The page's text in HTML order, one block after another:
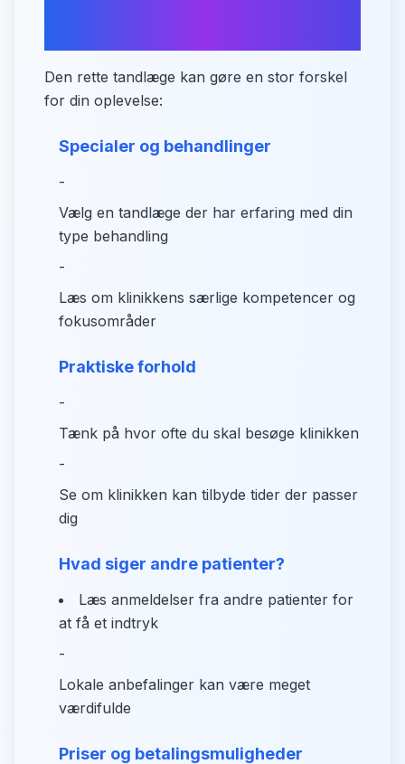
Den rette tandlæge kan gøre en stor forskel
for din oplevelse:
Specialer og behandlinger
-
Vælg en tandlæge der har erfaring med din
type behandling
-
Læs om klinikkens særlige kompetencer og
fokusområder
Praktiske forhold
-
Tænk på hvor ofte du skal besøge klinikken
-
Se om klinikken kan tilbyde tider der passer
dig
Hvad siger andre patienter?
Læs anmeldelser fra andre patienter for
at få et indtryk
-
Lokale anbefalinger kan være meget
værdifulde
Priser og betalingsmuligheder